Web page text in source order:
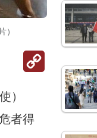
）
）
者得